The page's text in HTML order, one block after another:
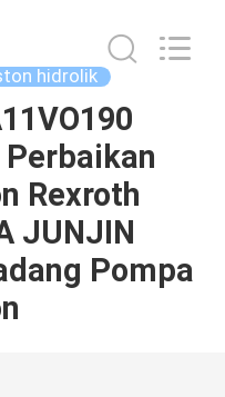
hidrolik
Rexroth
JUNJIN
Pompa